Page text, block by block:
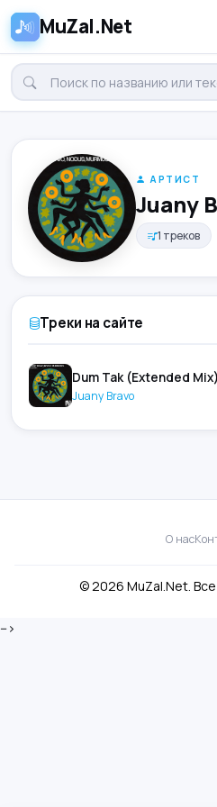
MuZal.Net
АРТИСТ
Juany
1 треков
Треки на сайте
Juany Bravo
О нас
© 2026 MuZal.Net.
-->